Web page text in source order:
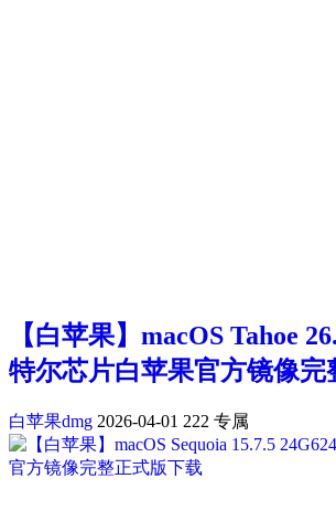
【白苹果】macOS Tahoe
特尔芯片白苹果官方镜像完
白苹果dmg 2026-04-01 222 专属